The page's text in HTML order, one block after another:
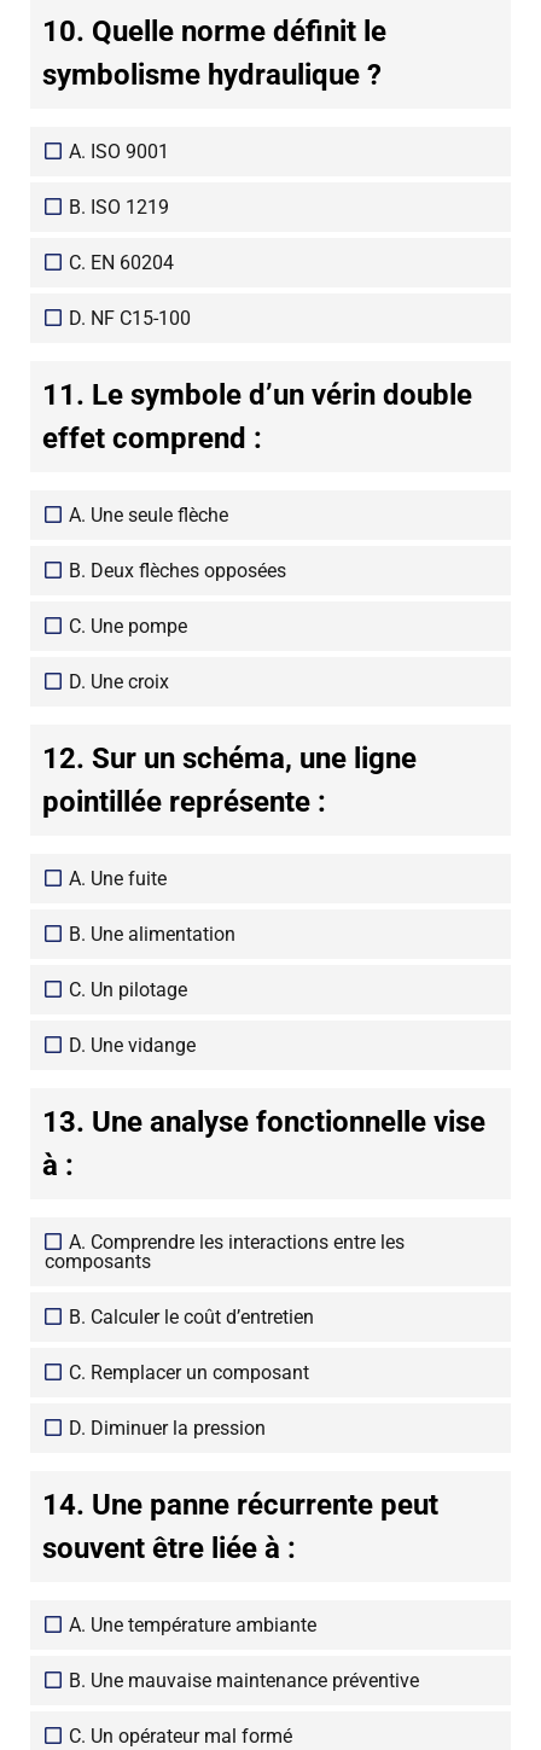
10. Quelle norme définit le
symbolisme hydraulique ?
A. ISO 9001
B. ISO 1219
C. EN 60204
D. NF C15-100
11. Le symbole d’un vérin double
effet comprend :
A. Une seule flèche
B. Deux flèches opposées
C. Une pompe
D. Une croix
12. Sur un schéma, une ligne
pointillée représente :
A. Une fuite
B. Une alimentation
C. Un pilotage
D. Une vidange
13. Une analyse fonctionnelle vise
à :
A. Comprendre les interactions entre les
composants
B. Calculer le coût d’entretien
C. Remplacer un composant
D. Diminuer la pression
14. Une panne récurrente peut
souvent être liée à :
A. Une température ambiante
B. Une mauvaise maintenance préventive
C. Un opérateur mal formé